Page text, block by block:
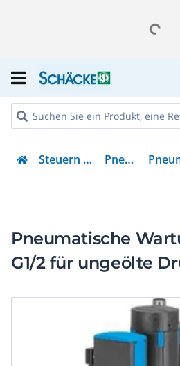
Steuern & Regeln Pneumatik
Pneumatische
G1/2 für ungeölte